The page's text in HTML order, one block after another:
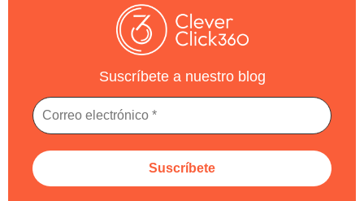
Suscríbete a nuestro blog